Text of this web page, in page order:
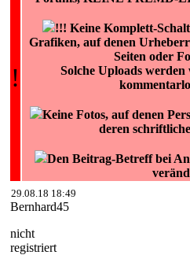
!
!!! Keine Komplett-
Grafiken, auf denen
Seiten oder
Solche Uploads werden
Keine Fotos, auf denen
deren
Den Beitrag-Betreff bei
29.08.18 18:49
Bernhard45
nicht
registriert